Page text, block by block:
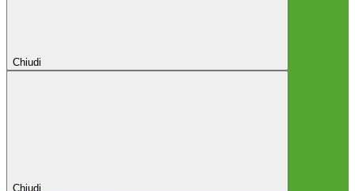
Chiudi
Chiudi